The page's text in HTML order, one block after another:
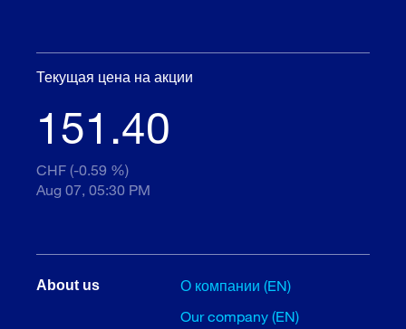
Текущая цена на акции
151.40
CHF (-0.59 %)
Aug 07, 05:30 PM
About us
О компании (EN)
Our company (EN)